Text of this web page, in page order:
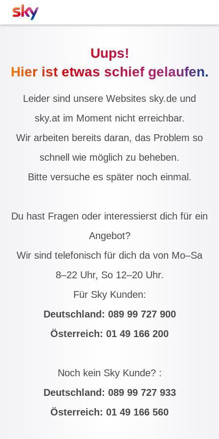
Uups!
Hier ist etwas schief gelaufen.
Leider sind unsere Websites sky.de und
sky.at im Moment nicht erreichbar.
Wir arbeiten bereits daran, das Problem so
schnell wie möglich zu beheben.
Bitte versuche es später noch einmal.
Du hast Fragen oder interessierst dich für ein
Angebot?
Wir sind telefonisch für dich da von Mo–Sa
8–22 Uhr, So 12–20 Uhr.
Für Sky Kunden:
Deutschland: 089 99 727 900
Österreich: 01 49 166 200
Noch kein Sky Kunde? :
Deutschland: 089 99 727 933
Österreich: 01 49 166 560